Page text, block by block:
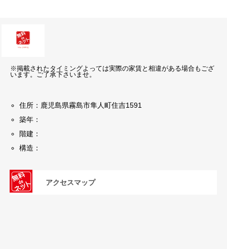
※掲載されたタイミングよっては実際の家賃と相違がある場合もござ
います。ご了承下さいませ。
住所：鹿児島県霧島市隼人町住吉1591
築年：
階建：
構造：
アクセスマップ